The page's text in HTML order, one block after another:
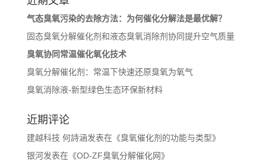
气态臭氧污染的去除方法：为何催化分解法是最优解？
固态臭氧分解催化剂和液态臭氧消除剂协同提升空气质量
臭氧协同常温催化氧化技术
臭氧分解催化剂：常温下快速还原臭氧为氧气
臭氧消除液-新型绿色生态环保新材料
近期评论
建越科技 何詩涵发表在《臭氧催化剂的功能与类型》
银河发表在《OD-ZF臭氧分解催化网》